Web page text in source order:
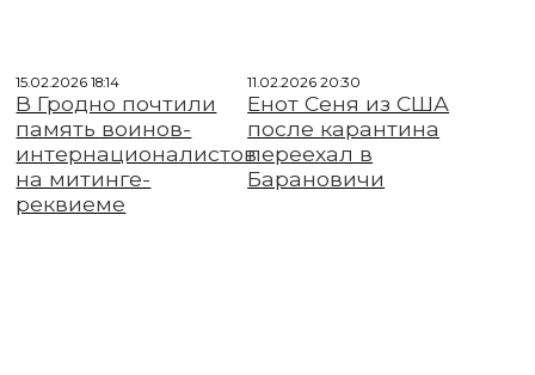
15.02.2026 18:14
В Гродно почтили
память воинов-
интернационалистов
на митинге-
реквиеме
11.02.2026 20:30
Енот Сеня из США
после карантина
переехал в
Барановичи